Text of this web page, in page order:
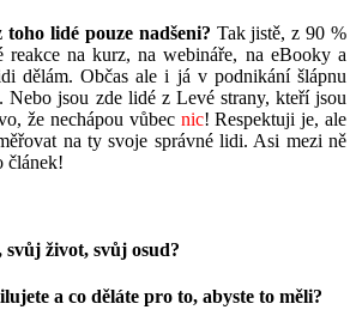
toho lidé pouze nadšeni? Tak jistě, z 90 %
reakce na kurz, na webináře, na eBooky a
dělám. Občas ale i já v podnikání šlápnu
Nebo jsou zde lidé z Levé strany, kteří jsou
že nechápou vůbec nic! Respektuji je, ale
na ty svoje správné lidi. Asi mezi ně
článek!
život, svůj osud?
a co děláte pro to, abyste to měli?